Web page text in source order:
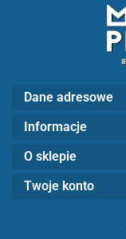
Dane adresowe
Informacje
O sklepie
Twoje konto